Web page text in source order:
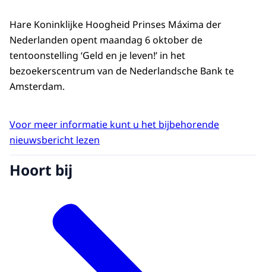
Hare Koninklijke Hoogheid Prinses Máxima der
Nederlanden opent maandag 6 oktober de
tentoonstelling ‘Geld en je leven!’ in het
bezoekerscentrum van de Nederlandsche Bank te
Amsterdam.
Voor meer informatie kunt u het bijbehorende
nieuwsbericht lezen
Hoort bij